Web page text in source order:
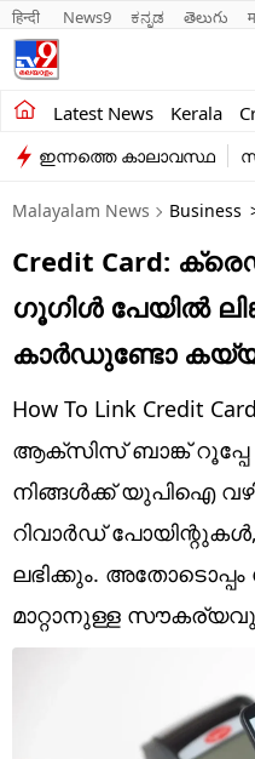
हिन्दी News9 ಕನ್ನಡ తెలుగు
Latest News Kerala
Kerala
India
Entertainment
Business
Education
Lifestyle
world
Technology
Religion
ഇന്നത്തെ കാലാവസ്ഥ
Malayalam News Business
Credit Card:
ഗൂഗിള്‍ പേയില്‍
കാര്‍ഡുണ്ടോ
How To Link Credit
ആക്‌സിസ് ബാങ്ക് റൂപ്പേ
നിങ്ങള്‍ക്ക് യുപിഐ
റിവാര്‍ഡ്
ലഭിക്കും.
മാറ്റാനുള്ള